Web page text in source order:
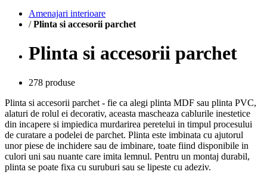
Amenajari interioare
/Plinta si accesorii parchet
Plinta si accesorii parchet
278 produse
Plinta si accesorii parchet - fie ca alegi plinta MDF sau plinta PVC,
alaturi de rolul ei decorativ, aceasta mascheaza cablurile inestetice
din incapere si impiedica murdarirea peretelui in timpul procesului
de curatare a podelei de parchet. Plinta este imbinata cu ajutorul
unor piese de inchidere sau de imbinare, toate fiind disponibile in
culori uni sau nuante care imita lemnul. Pentru un montaj durabil,
plinta se poate fixa cu suruburi sau se lipeste cu adeziv.